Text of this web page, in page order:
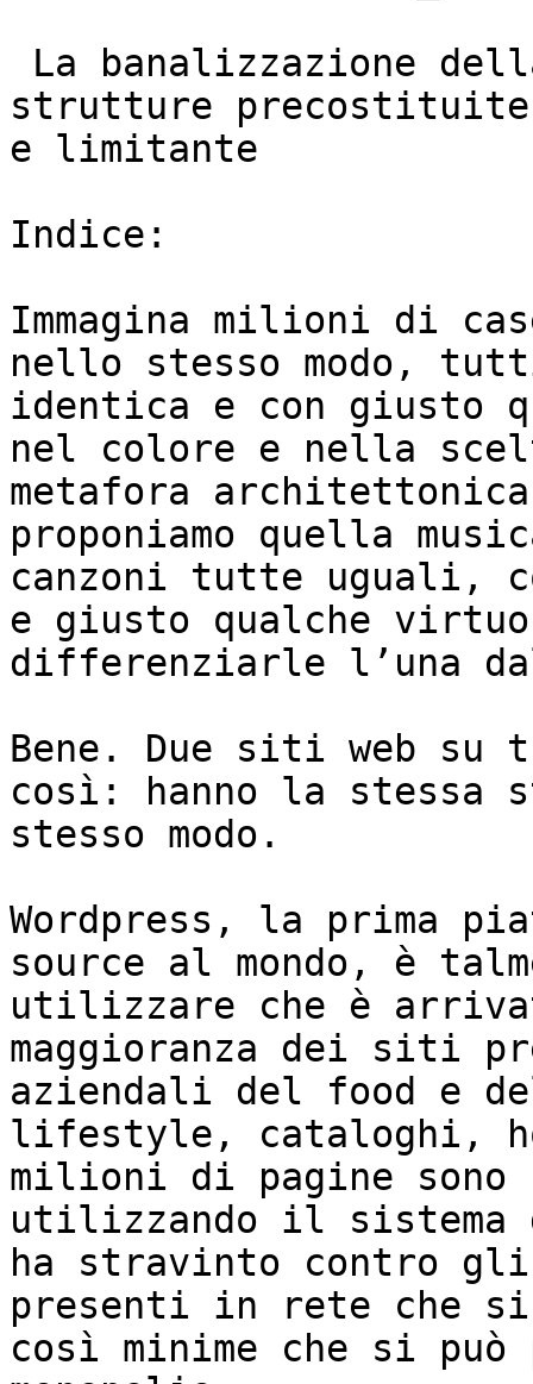
strutture
e limitante
Indice:
Immagina milioni di
nello stesso modo,
identica e con giusto
nel colore e nella
metafora
proponiamo quella
canzoni tutte uguali,
e giusto qualche
differenziarle l’una
Bene. Due siti web
così: hanno la
stesso modo.
Wordpress, la prima
source al mondo, è
utilizzare che è
maggioranza dei siti
aziendali del food e
lifestyle, cataloghi,
milioni di pagine sono
utilizzando il sistema
ha stravinto contro
presenti in rete che si
così minime che si